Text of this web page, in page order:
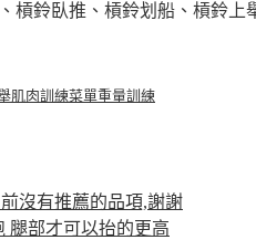
槓鈴臥推、槓鈴划船、槓鈴
肌肉訓練菜單重量訓練
沒有推薦的品項,謝謝
腿部才可以抬的更高